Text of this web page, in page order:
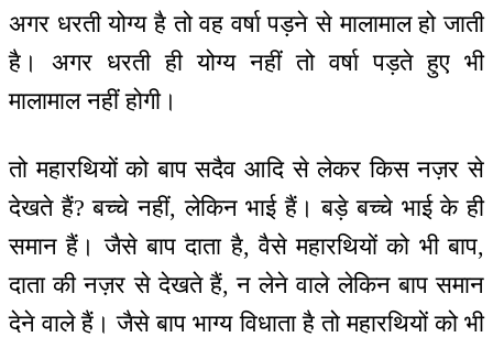
अगर धरती योग्य है तो वह वर्षा पड़ने से मालामाल हो जाती
है। अगर धरती ही योग्य नहीं तो वर्षा पड़ते हुए भी
मालामाल नहीं होगी।
तो महारथियों को बाप सदैव आदि से लेकर किस नज़र से
देखते हैं? बच्चे नहीं, लेकिन भाई हैं। बड़े बच्चे भाई के ही
समान हैं। जैसे बाप दाता है, वैसे महारथियों को भी बाप,
दाता की नज़र से देखते हैं, न लेने वाले लेकिन बाप समान
देने वाले हैं। जैसे बाप भाग्य विधाता है तो महारथियों को भी